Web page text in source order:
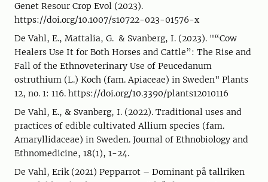
Genet Resour Crop Evol (2023).
https://doi.org/10.1007/s10722-023-01576-x
De Vahl, E., Mattalia, G. & Svanberg, I. (2023). "“Cow
Healers Use It for Both Horses and Cattle”: The Rise and
Fall of the Ethnoveterinary Use of Peucedanum
ostruthium (L.) Koch (fam. Apiaceae) in Sweden" Plants
12, no. 1: 116. https://doi.org/10.3390/plants12010116
De Vahl, E., & Svanberg, I. (2022). Traditional uses and
practices of edible cultivated Allium species (fam.
Amaryllidaceae) in Sweden. Journal of Ethnobiology and
Ethnomedicine, 18(1), 1-24.
De Vahl, Erik (2021) Pepparrot – Dominant på tallriken